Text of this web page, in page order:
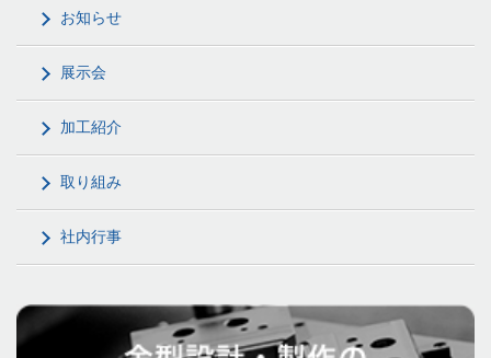
お知らせ
展示会
加工紹介
取り組み
社内行事